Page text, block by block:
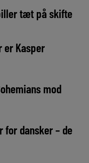
tæt på skifte
er Kasper
mod
for dansker – de